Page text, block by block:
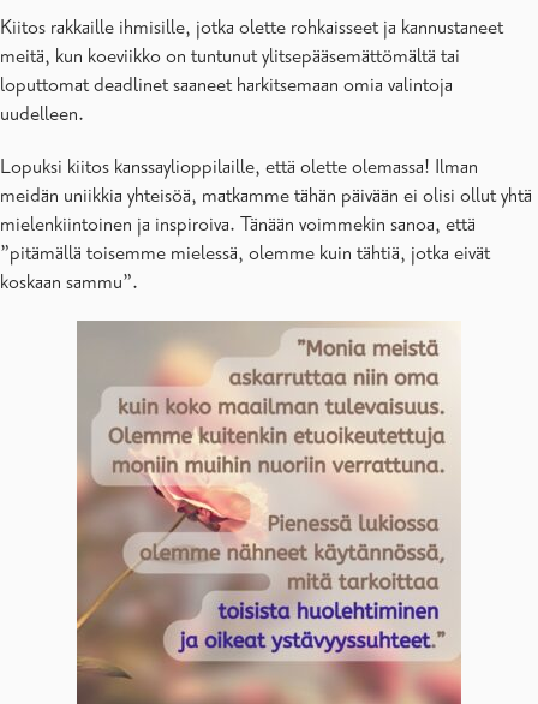
Kiitos rakkaille ihmisille, jotka olette rohkaisseet ja kannustaneet
meitä, kun koeviikko on tuntunut ylitsepääsemättömältä tai
loputtomat deadlinet saaneet harkitsemaan omia valintoja
uudelleen.
Lopuksi kiitos kanssaylioppilaille, että olette olemassa! Ilman
meidän uniikkia yhteisöä, matkamme tähän päivään ei olisi ollut yhtä
mielenkiintoinen ja inspiroiva. Tänään voimmekin sanoa, että
”pitämällä toisemme mielessä, olemme kuin tähtiä, jotka eivät
koskaan sammu”.